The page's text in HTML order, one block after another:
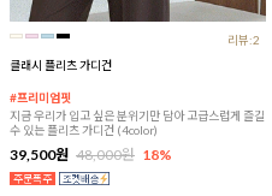
리뷰:2
클래시 플리츠 가디건
#프리미엄핏
지금 우리가 입고 싶은 분위기만 담아 고급스럽게 즐길
수 있는 플리츠 가디건 (4color)
39,500원 48,000원 18%